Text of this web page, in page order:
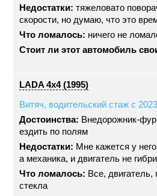
Недостатки: тяжеловато
скорости, но думаю, что это
Что ломалось: ничего не
Стоит ли этот автомобиль
LADA 4x4 (1995)
Витяч, водительский стаж с 2023
Достоинства: Внедорожник-
ездить по полям
Недостатки: Мне кажется у
а механика, и двигатель не
Что ломалось: Все, двигатель,
стекла